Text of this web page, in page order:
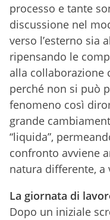
processo e tante
discussione nel
verso l’esterno sia
ripensando le
alla collaborazione
perché non si può
fenomeno così
grande
“liquida”,
confronto avviene
natura differente, a
La giornata di
Dopo un iniziale